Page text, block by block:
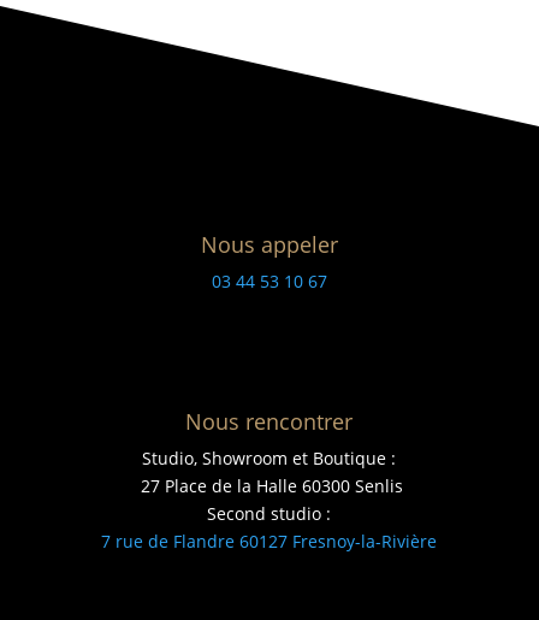
Nous appeler
03 44 53 10 67
Nous rencontrer
Studio, Showroom et Boutique :
27 Place de la Halle 60300 Senlis
Second studio :
7 rue de Flandre 60127 Fresnoy-la-Rivière